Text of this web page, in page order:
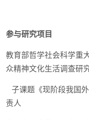
参与研究项目
教育部哲学社会科学重
众精神文化生活调查研
子课题《现阶段我国
责人